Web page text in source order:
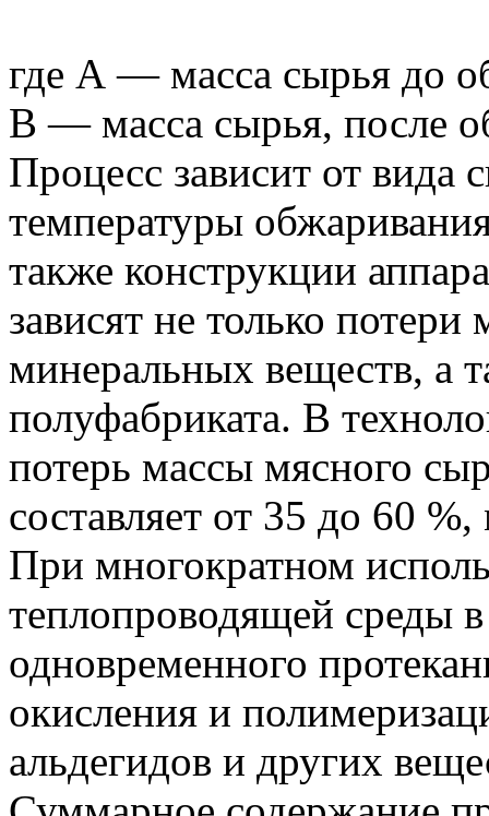
где А — масса сырья до
В — масса сырья, после
Процесс зависит от вида
температуры
также конструкции
зависят не только
минеральных веществ, а
полуфабриката. В
потерь массы мясного
составляет от 35 до 60
При многократном
теплопроводящей среды
одновременного
окисления и
альдегидов и других